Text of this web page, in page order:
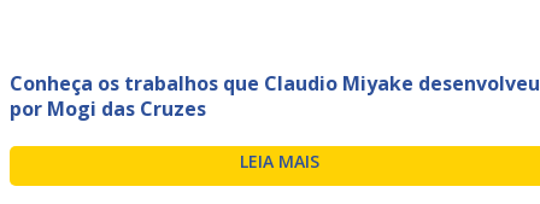
Conheça os trabalhos que Claudio Miyake desenvolveu
por Mogi das Cruzes
LEIA MAIS